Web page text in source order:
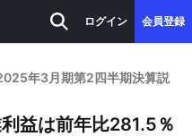
ログイン 会員登録
年3月期第2四半期決算説
益は前年比281.5％